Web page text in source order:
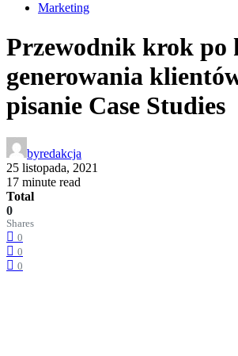
Marketing
Przewodnik krok po
generowania
pisanie Case Studies
byredakcja
25 listopada, 2021
17 minute read
Total
0
Shares
0
0
0